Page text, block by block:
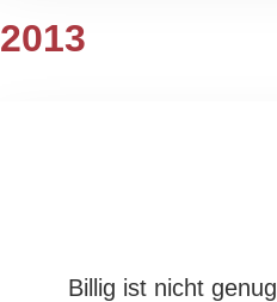
2013
Billig ist nicht genug